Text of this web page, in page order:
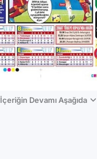
İçeriğin Devamı Aşağıda